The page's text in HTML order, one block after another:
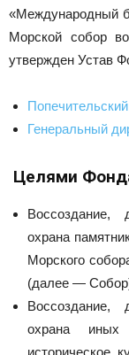
«Международный
Морской собор
утвержден Устав
Генеральный
Целями
Воссоздание,
охрана
Морского
(далее —
Воссоздание,
охрана иных